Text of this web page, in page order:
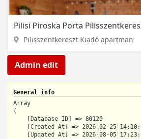
Pilisi Piroska Porta
Pilisszentkereszt Kiadó apartman
Admin edit
General info
Array
(
    [Database ID] => 80120
[Created At] => 2026-02-25
[Updated At] => 2026-08-05